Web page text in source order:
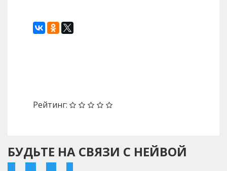
Рейтинг:
БУДЬТЕ НА СВЯЗИ С НЕЙВОЙ